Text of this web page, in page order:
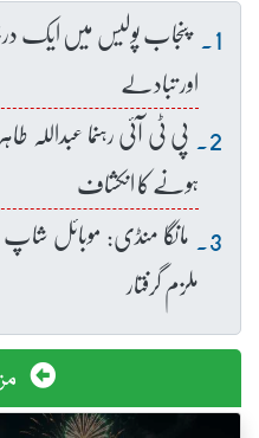
پنجاب پولیس میں ایک
اور تبادلے
پی ٹی آئی رہنما
ہونے کا انکشاف
مانگا منڈی: موبائل
ملزم گرفتار